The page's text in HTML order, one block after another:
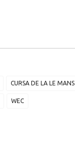
CURSA DE LA LE MANS
WEC